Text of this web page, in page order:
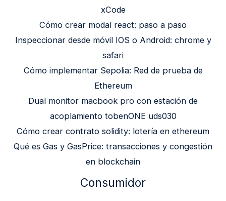
xCode
Cómo crear modal react: paso a paso
Inspeccionar desde móvil IOS o Android: chrome y
safari
Cómo implementar Sepolia: Red de prueba de
Ethereum
Dual monitor macbook pro con estación de
acoplamiento tobenONE uds030
Cómo crear contrato solidity: lotería en ethereum
Qué es Gas y GasPrice: transacciones y congestión
en blockchain
Consumidor